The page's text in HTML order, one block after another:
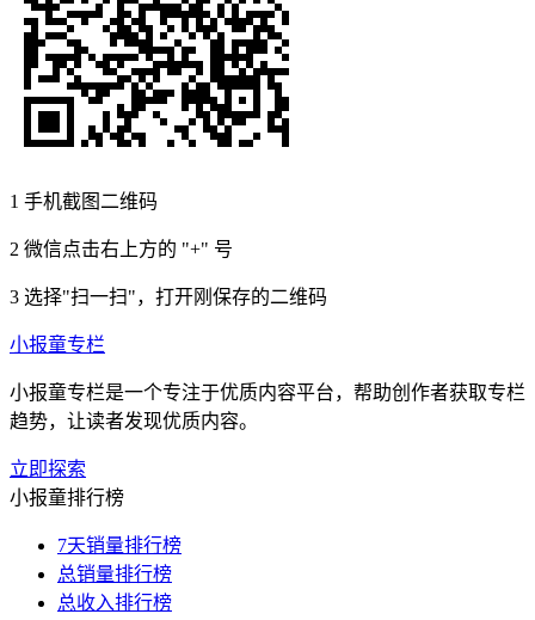
1 手机截图二维码
2 微信点击右上方的 "+" 号
3 选择"扫一扫"，打开刚保存的二维码
小报童专栏
小报童专栏是一个专注于优质内容平台，帮助创作者获取专栏
趋势，让读者发现优质内容。
立即探索
小报童排行榜
7天销量排行榜
总销量排行榜
总收入排行榜